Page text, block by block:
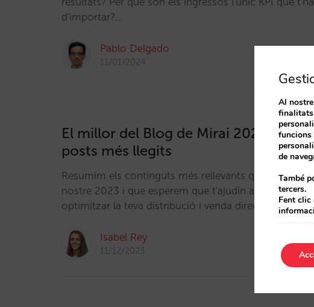
d'importar?…
Pablo Delgado
11/01/2024
El millor del Blog de Mirai 2023: els
posts més llegits
Resumim els continguts més rellevants que han
nostre 2023 i que esperem que t'ajudin a posar-te al
optimitzar la teva distribució i venda directa.…
Isabel Rey
11/12/2023
Al
de
També
tercers.
Fent